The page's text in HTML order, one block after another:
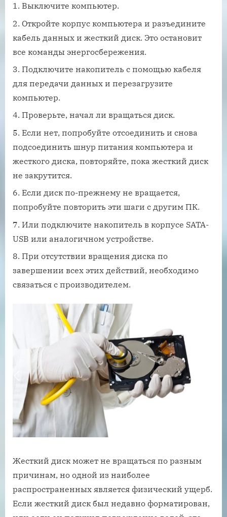
Выключите компьютер.
Откройте корпус компьютера и разъедините
кабель данных и жесткий диск. Это остановит
все команды энергосбережения.
Подключите накопитель с помощью кабеля
для передачи данных и перезагрузите
компьютер.
Проверьте, начал ли вращаться диск.
Если нет, попробуйте отсоединить и снова
подсоединить шнур питания компьютера и
жесткого диска, повторяйте, пока жесткий диск
не закрутится.
Если диск по-прежнему не вращается,
попробуйте повторить эти шаги с другим ПК.
Или подключите накопитель в корпусе SATA-
USB или аналогичном устройстве.
При отсутствии вращения диска по
завершении всех этих действий, необходимо
связаться с производителем.
Жесткий диск может не вращаться по разным
причинам, но одной из наиболее
распространенных является физический ущерб.
Если жесткий диск был недавно форматирован,